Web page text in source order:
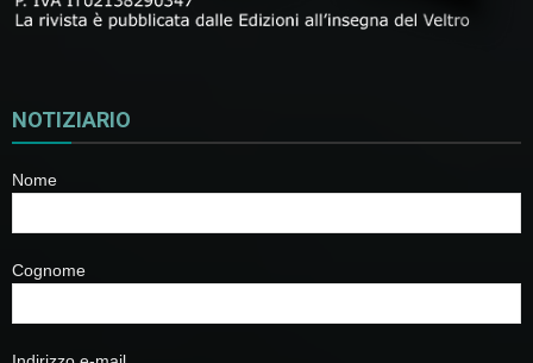
NOTIZIARIO
Nome
Cognome